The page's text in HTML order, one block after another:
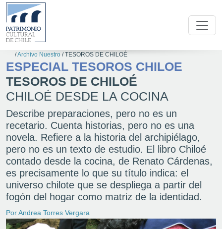
/Archivo Nuestro /TESOROS DE CHILOÉ
ESPECIAL TESOROS CHILOE
TESOROS DE CHILOÉ
CHILOÉ DESDE LA COCINA
Describe preparaciones, pero no es un
recetario. Cuenta historias, pero no es una
novela. Refiere a la historia del archipiélago,
pero no es un texto de estudio. El libro Chiloé
contado desde la cocina, de Renato Cárdenas,
es precisamente lo que su título indica: el
universo chilote que se despliega a partir del
fogón del hogar como matriz de la identidad.
Por Andrea Torres Vergara